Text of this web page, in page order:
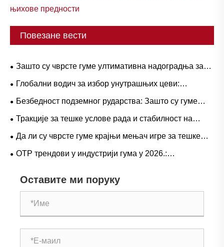
њихове предности
Повезане вести
Зашто су чврсте гуме ултимативна надоградња за
тешке радне токове?
Глобални водич за избор унутрашњих цеви:
популарне величине и примене засноване на
Безбедност подземног рударства: Зашто су гуме
серије Л-5С кључне за елиминисање скупих застоја
Тракције за тешке услове рада и стабилност на
великом пролазу: Трендови потражње за гуменим
Да ли су чврсте гуме крајњи мењач игре за тешке
операције?
ОТР трендови у индустрији гума у ​​2026.:
Оставите ми поруку